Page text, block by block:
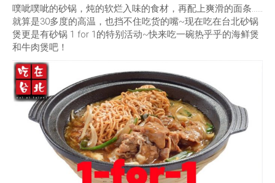
噗呲噗呲的砂锅，炖的软烂入味的食材，再配上爽滑的面条……
就算是30多度的高温，也挡不住吃货的嘴~现在吃在台北砂锅
煲更是有砂锅 1 for 1的特别活动~快来吃一碗热乎乎的海鲜煲
和牛肉煲吧！